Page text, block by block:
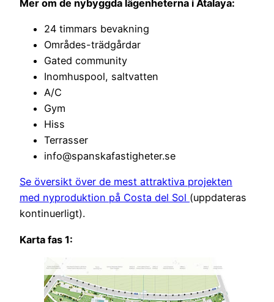
Mer om de nybyggda lägenheterna i Atalaya:
24 timmars bevakning
Områdes-trädgårdar
Gated community
Inomhuspool, saltvatten
A/C
Gym
Hiss
Terrasser
info@spanskafastigheter.se
Se översikt över de mest attraktiva projekten
med nyproduktion på Costa del Sol (uppdateras
kontinuerligt).
Karta fas 1: